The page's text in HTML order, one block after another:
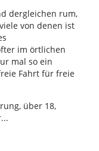
dergleichen rum,
von denen ist
im örtlichen
mal so ein
Fahrt für freie
über 18,